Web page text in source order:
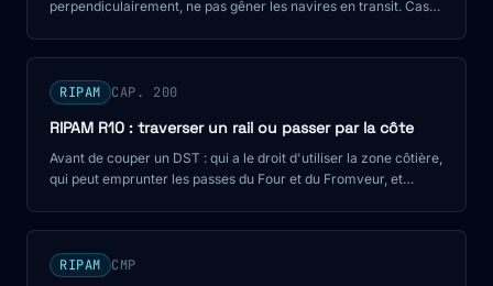
perpendiculairement, ne pas gêner les navires en transit. Cas
RIPAM CAP. 200
RIPAM R10 : traverser un rail ou passer par la côte
Avant de couper un DST : qui a le droit d'utiliser la zone côtière,
qui peut emprunter les passes du Four et du Fromveur, et
RIPAM CMP